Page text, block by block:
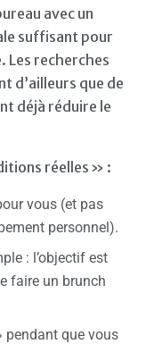
avec un
suffisant pour
Les recherches
d’ailleurs que de
déjà réduire le
réelles » :
vous (et pas
personnel).
: l’objectif est
faire un brunch
pendant que vous